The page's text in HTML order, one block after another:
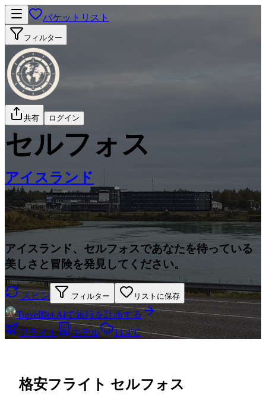
バケットリスト
フィルター
共有 ログイン
セルフォス
アイスランド
アイスランド、セルフォスであなたを待っている
美しさと冒険を発見してください。
スピン フィルター リストに保存
TravelBot AIで旅行を計画する
フライト
ホテル 11.4°C
格安フライト セルフォス